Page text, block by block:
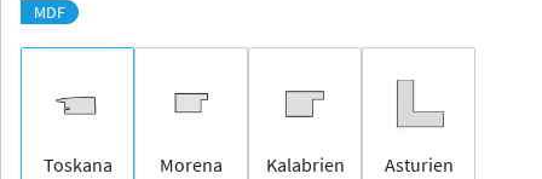
MDF
Toskana Morena Kalabrien Asturien